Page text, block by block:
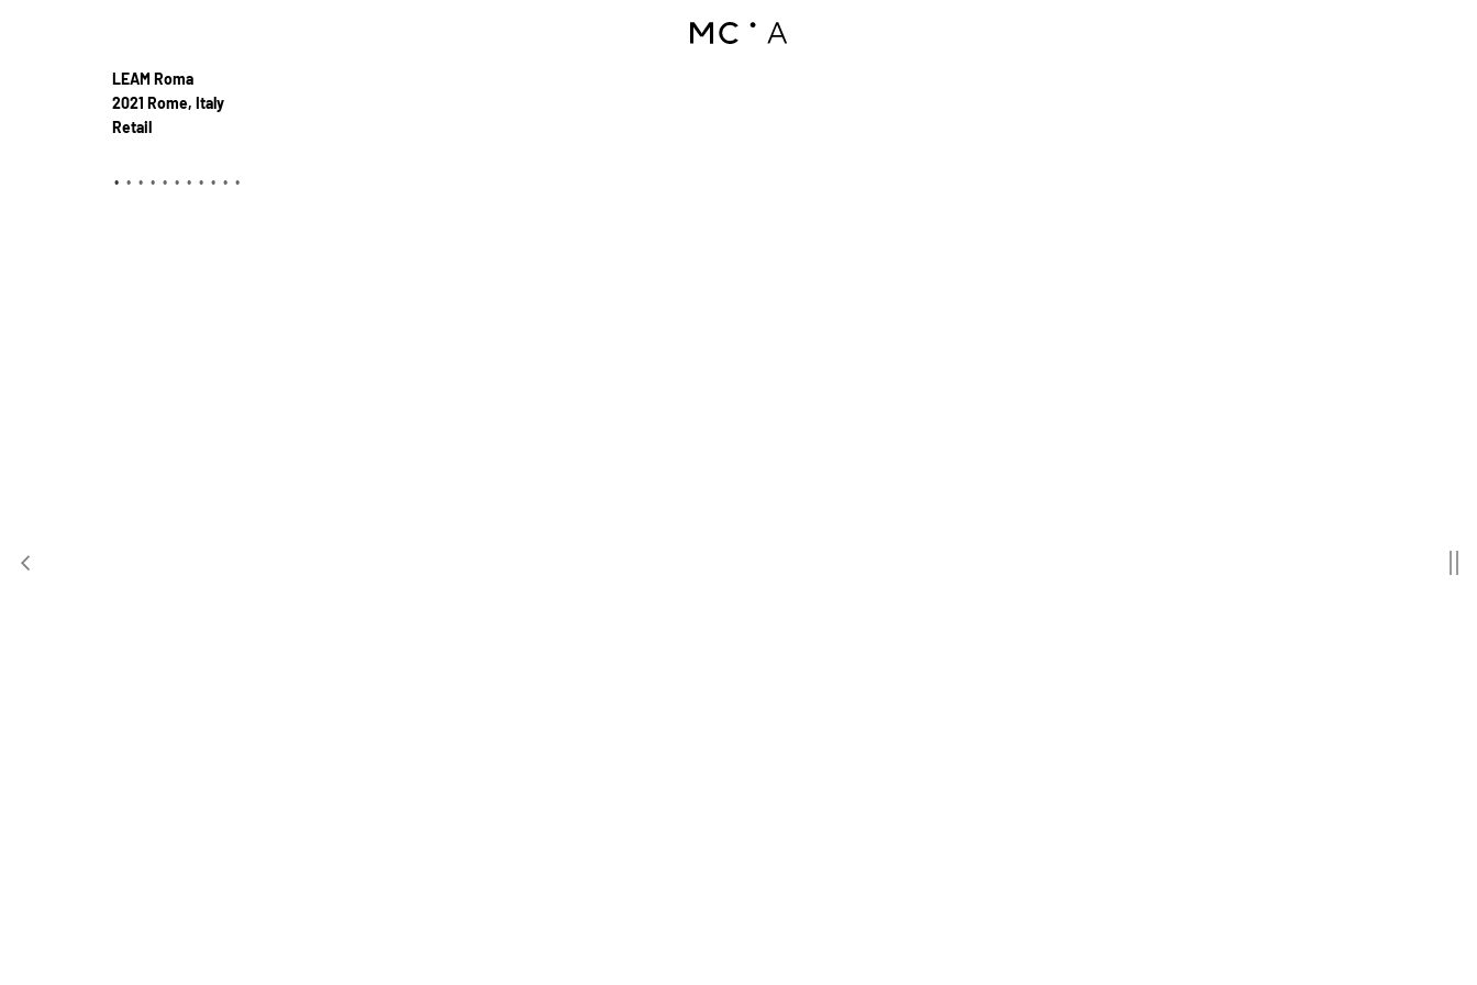
LEAM Roma
2021 Rome, Italy
Retail
• • • • • • • • • • •